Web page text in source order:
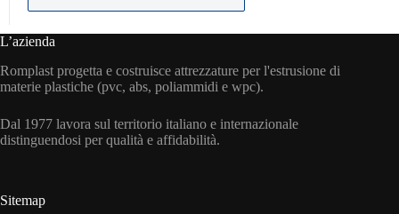
L’azienda
Romplast progetta e costruisce attrezzature per l'estrusione di
materie plastiche (pvc, abs, poliammidi e wpc).
Dal 1977 lavora sul territorio italiano e internazionale
distinguendosi per qualità e affidabilità.
Sitemap